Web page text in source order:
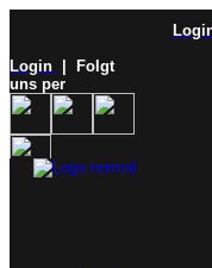
Login
| Folgt
uns per